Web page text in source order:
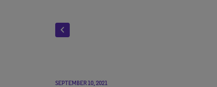
chevron_left
SEPTEMBER 10, 2021